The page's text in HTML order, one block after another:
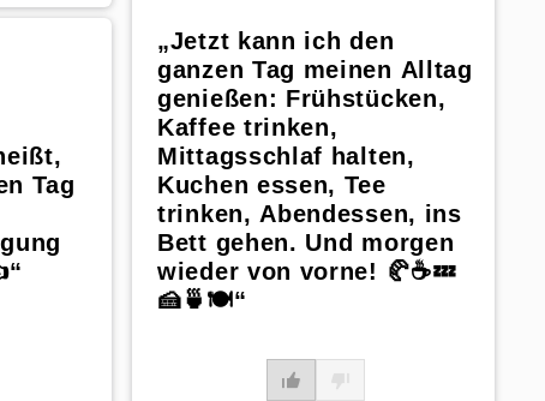
Tag
„Jetzt kann ich den
ganzen Tag meinen Alltag
genießen: Frühstücken,
Kaffee trinken,
Mittagsschlaf halten,
Kuchen essen, Tee
trinken, Abendessen, ins
Bett gehen. Und morgen
wieder von vorne! 🥐☕💤
🍰🍵🍽️“